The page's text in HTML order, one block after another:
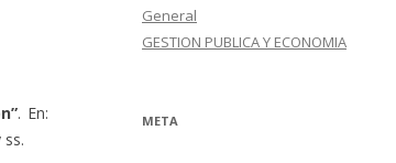
. En:
General
GESTION PUBLICA Y ECONOMIA
META